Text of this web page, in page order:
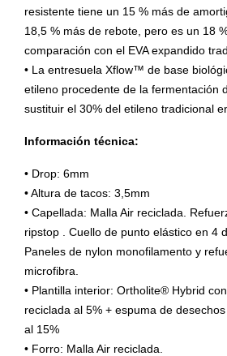
resistente tiene un 15 % más de
18,5 % más de rebote, pero es un 18
comparación con el EVA expandido
• La entresuela Xflow™ de base
etileno procedente de la fermentación
sustituir el 30% del etileno tradicional
Información técnica:
• Drop: 6mm
• Altura de tacos: 3,5mm
• Capellada: Malla Air reciclada.
ripstop . Cuello de punto elástico en 4
Paneles de nylon monofilamento y
microfibra.
• Plantilla interior: Ortholite® Hybrid
reciclada al 5% + espuma de
al 15%
• Forro: Malla Air reciclada.